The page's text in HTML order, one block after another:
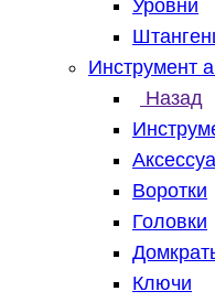
Уровни
Инструмент
Назад
Воротки
Головки
Ключи